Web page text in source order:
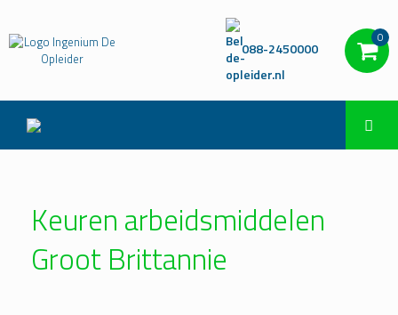
088-2450000
0
Keuren arbeidsmiddelen
Groot Brittannie